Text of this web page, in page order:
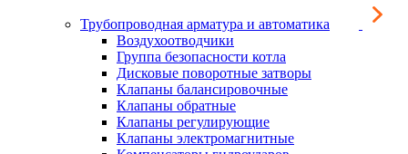
Трубопроводная арматура и автоматика
Воздухоотводчики
Группа безопасности котла
Дисковые поворотные затворы
Клапаны балансировочные
Клапаны обратные
Клапаны регулирующие
Клапаны электромагнитные